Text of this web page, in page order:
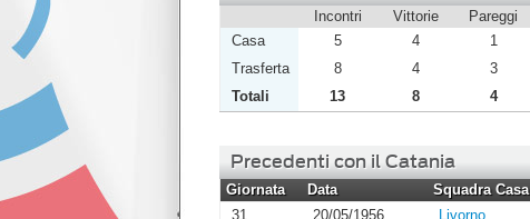
Incontri Vittorie Pareggi
Casa
5 4 1
Trasferta
8 4 3
Totali
13 8 4
Precedenti con il Catania
Giornata Data Squadra Casa
31
20/05/1956 Livorno